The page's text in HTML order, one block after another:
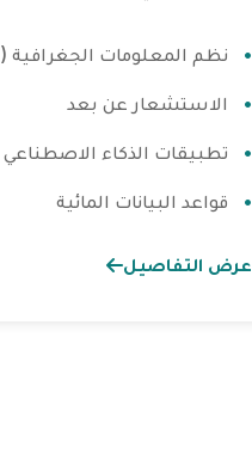
نظم المعلومات الجغرافية (GIS)
الاستشعار عن بعد
تطبيقات الذكاء الاصطناعي
قواعد البيانات المائية
عرض التفاصيل